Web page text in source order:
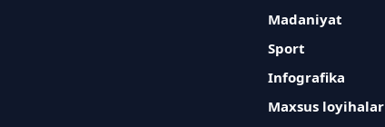
Madaniyat
Sport
Infografika
Maxsus loyihalar